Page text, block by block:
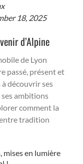
18, 2025
d’Alpine
de Lyon
passé, présent et
découvrir ses
ambitions
comment la
tradition
mises en lumière